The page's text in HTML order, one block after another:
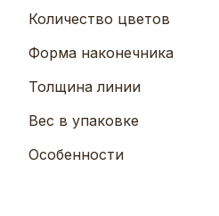
Количество цветов
Форма наконечника
Толщина линии
Вес в упаковке
Особенности